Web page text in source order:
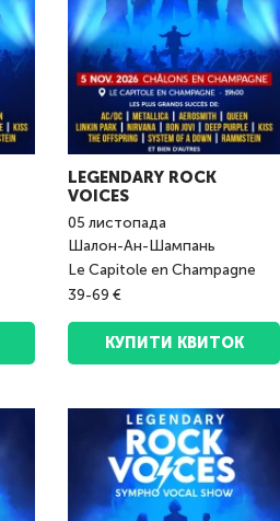
LEGENDARY ROCK
VOICES
05 листопада
Шалон-Ан-Шампань
Le Capitole en Champagne
39-69 €
КУПИТИ КВИТОК